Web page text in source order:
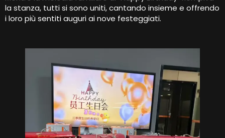
la stanza, tutti si sono uniti, cantando insieme e offrendo
i loro più sentiti auguri ai nove festeggiati.